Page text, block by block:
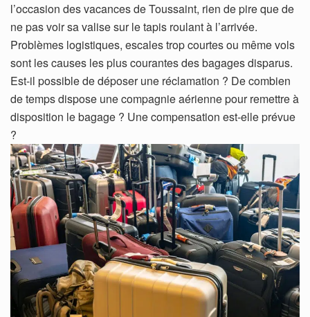
l’occasion des vacances de Toussaint, rien de pire que de
ne pas voir sa valise sur le tapis roulant à l’arrivée.
Problèmes logistiques, escales trop courtes ou même vols
sont les causes les plus courantes des bagages disparus.
Est-il possible de déposer une réclamation ? De combien
de temps dispose une compagnie aérienne pour remettre à
disposition le bagage ? Une compensation est-elle prévue
?